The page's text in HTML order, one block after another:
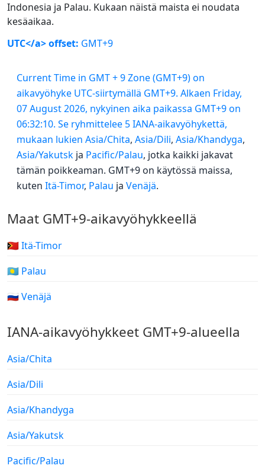
Indonesia ja Palau. Kukaan näistä maista ei noudata
kesäaikaa.
UTC</a> offset: GMT+9
Current Time in GMT + 9 Zone (GMT+9) on
aikavyöhyke UTC-siirtymällä GMT+9. Alkaen Friday,
07 August 2026, nykyinen aika paikassa GMT+9 on
06:32:10. Se ryhmittelee 5 IANA-aikavyöhykettä,
mukaan lukien Asia/Chita, Asia/Dili, Asia/Khandyga,
Asia/Yakutsk ja Pacific/Palau, jotka kaikki jakavat
tämän poikkeaman. GMT+9 on käytössä maissa,
kuten Itä-Timor, Palau ja Venäjä.
Maat GMT+9-aikavyöhykkeellä
🇹🇱 Itä-Timor
🇵🇼 Palau
🇷🇺 Venäjä
IANA-aikavyöhykkeet GMT+9-alueella
Asia/Chita
Asia/Dili
Asia/Khandyga
Asia/Yakutsk
Pacific/Palau